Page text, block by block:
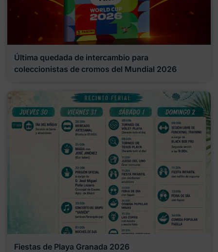
Última quedada de intercambio para
coleccionistas de cromos del Mundial 2026
Fiestas de Playa Granada 2026